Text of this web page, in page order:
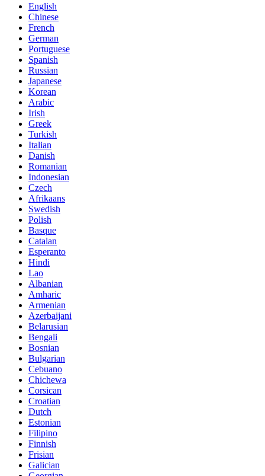
English
Chinese
French
German
Portuguese
Spanish
Russian
Japanese
Korean
Arabic
Irish
Greek
Turkish
Italian
Danish
Romanian
Indonesian
Czech
Afrikaans
Swedish
Polish
Basque
Catalan
Esperanto
Hindi
Lao
Albanian
Amharic
Armenian
Azerbaijani
Belarusian
Bengali
Bosnian
Bulgarian
Cebuano
Chichewa
Corsican
Croatian
Dutch
Estonian
Filipino
Finnish
Frisian
Galician